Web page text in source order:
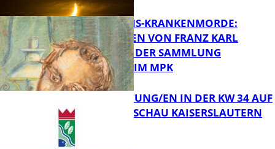
Bildung
OPFER DER NS-KRANKENMORDE:
ZEICHNUNGEN VON FRANZ KARL
BÜHLER AUS DER SAMMLUNG
PRINZHORN IM MPK
VERANSTALTUNG/EN IN DER KW 34 AUF
DER GARTENSCHAU KAISERSLAUTERN